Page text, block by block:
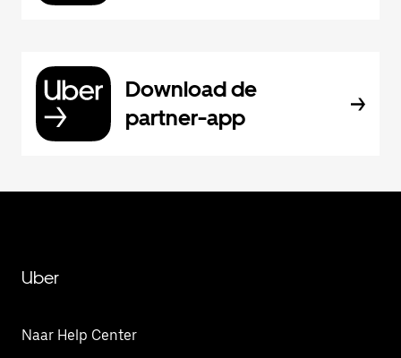
Download de
partner-app
Uber
Naar Help Center